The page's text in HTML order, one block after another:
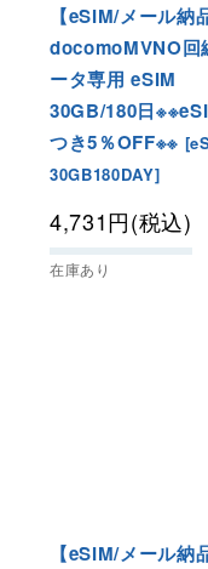
【eSIM/メール納
docomoMVNO回
ータ専用 eSIM
30GB/180日
つき5％OFF※※ [
30GB180DAY]
4,731円(税込)
在庫あり
【eSIM/メール納